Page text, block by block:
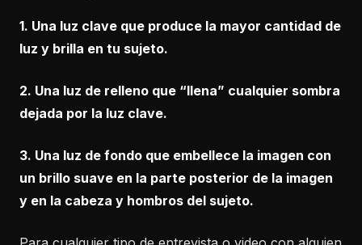
1. Una luz clave que produce la mayor cantidad de
luz y brilla en tu sujeto.
2. Una luz de relleno que “llena” cualquier sombra
dejada por la luz clave.
3. Una luz de fondo que embellece la imagen con
un brillo suave en la parte posterior de la imagen
y en la cabeza y hombros del sujeto.